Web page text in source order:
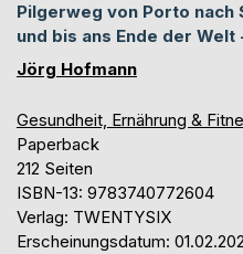
Pilgerweg von Porto nach
und bis ans Ende der
Jörg Hofmann
Gesundheit, Ernährung &
Paperback
212 Seiten
ISBN-13: 9783740772604
Verlag: TWENTYSIX
Erscheinungsdatum: